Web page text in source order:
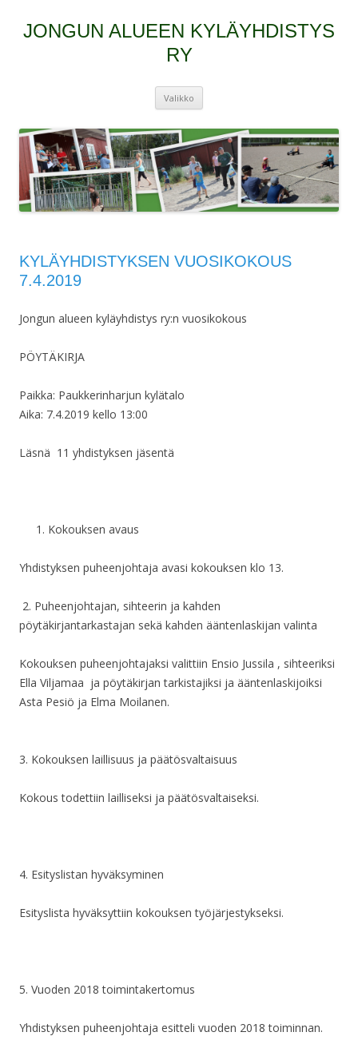
JONGUN ALUEEN KYLÄYHDISTYS
RY
Valikko
KYLÄYHDISTYKSEN VUOSIKOKOUS
7.4.2019
Jongun alueen kyläyhdistys ry:n vuosikokous
PÖYTÄKIRJA
Paikka: Paukkerinharjun kylätalo
Aika: 7.4.2019 kello 13:00
Läsnä 11 yhdistyksen jäsentä
Kokouksen avaus
Yhdistyksen puheenjohtaja avasi kokouksen klo 13.
2. Puheenjohtajan, sihteerin ja kahden
pöytäkirjantarkastajan sekä kahden ääntenlaskijan valinta
Kokouksen puheenjohtajaksi valittiin Ensio Jussila , sihteeriksi
Ella Viljamaa ja pöytäkirjan tarkistajiksi ja ääntenlaskijoiksi
Asta Pesiö ja Elma Moilanen.
3. Kokouksen laillisuus ja päätösvaltaisuus
Kokous todettiin lailliseksi ja päätösvaltaiseksi.
4. Esityslistan hyväksyminen
Esityslista hyväksyttiin kokouksen työjärjestykseksi.
5. Vuoden 2018 toimintakertomus
Yhdistyksen puheenjohtaja esitteli vuoden 2018 toiminnan.